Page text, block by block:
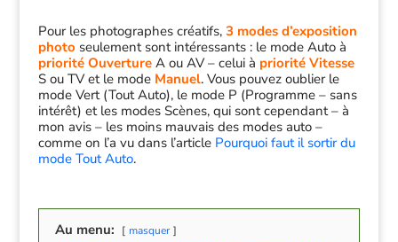
Pour les photographes créatifs, 3 modes d’exposition
photo seulement sont intéressants : le mode Auto à
priorité OuvertureA ou AV – celui à priorité Vitesse
S ou TV et le mode Manuel. Vous pouvez oublier le
mode Vert (Tout Auto), le mode P (Programme – sans
intérêt) et les modes Scènes, qui sont cependant – à
mon avis – les moins mauvais des modes auto –
comme on l’a vu dans l’articlePourquoi faut il sortir du
mode Tout Auto.
Au menu: masquer